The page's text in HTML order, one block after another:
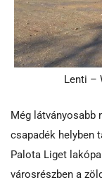
Lenti –
Még látványosabb
csapadék helyben
Palota Liget
városrészben a